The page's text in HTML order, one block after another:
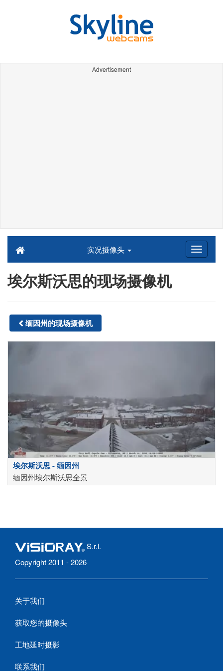
Advertisement
实况摄像头
埃尔斯沃思的现场摄像机
缅因州的现场摄像机
埃尔斯沃思 - 缅因州
缅因州埃尔斯沃思全景
S.r.l.
Copyright 2011 - 2026
关于我们
获取您的摄像头
工地延时摄影
联系我们